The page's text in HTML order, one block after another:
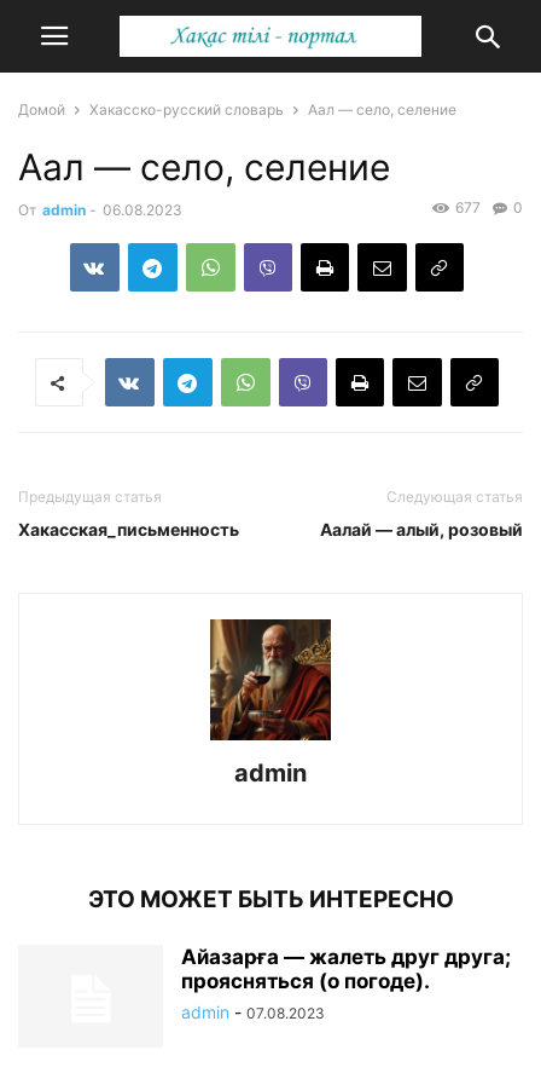
Домой Хакасско-русский словарь Аал — село, селение
Аал — село, селение
От admin - 06.08.2023 0
677
Предыдущая статья
Хакасская_письменность
Следующая статья
Аалай — алый, розовый
admin
ЭТО МОЖЕТ БЫТЬ ИНТЕРЕСНО
Айазарға — жалеть друг друга;
проясняться (о погоде).
admin - 07.08.2023